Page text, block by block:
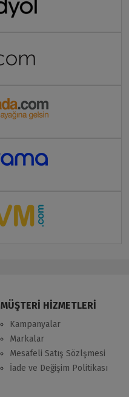
MÜŞTERİ HİZMETLERİ
Kampanyalar
Markalar
Mesafeli Satış Sözlşmesi
İade ve Değişim Politikası